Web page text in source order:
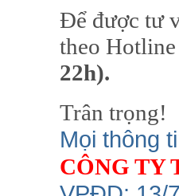
Để được tư
theo
22h).
Trân trọng!
Mọi thông
CÔNG TY